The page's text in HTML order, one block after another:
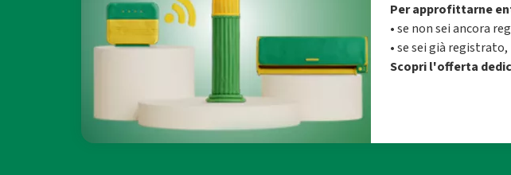
Per approfittarne
• se non sei ancora
• se sei già
Scopri l'offerta